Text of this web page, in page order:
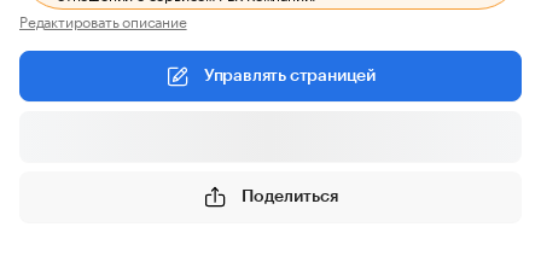
Редактировать описание
Управлять страницей
Поделиться